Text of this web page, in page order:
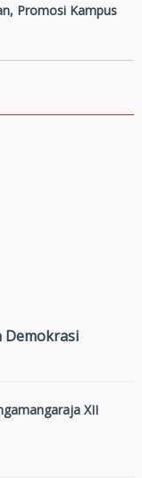
Promosi Kampus
Demokrasi
XII